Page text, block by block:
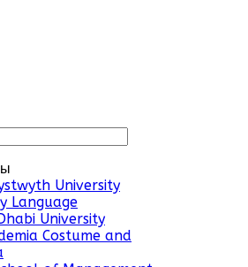
University
Language
University
Costume and